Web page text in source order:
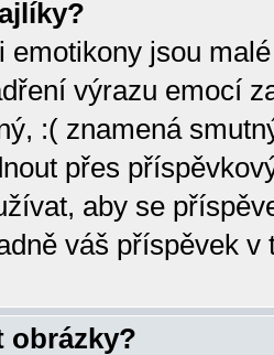
emotikony jsou
výrazu emocí
:( znamená
přes
aby se
váš příspěvek v
obrázky?